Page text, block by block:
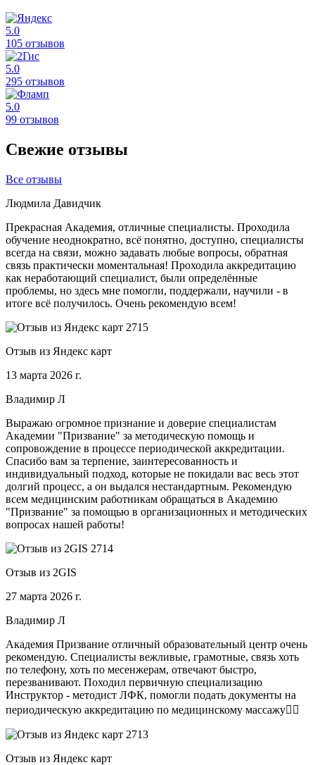
5.0
105 отзывов
5.0
295 отзывов
5.0
99 отзывов
Свежие отзывы
Все отзывы
Людмила Давидчик
Прекрасная Академия, отличные специалисты. Проходила
обучение неоднократно, всё понятно, доступно, специалисты
всегда на связи, можно задавать любые вопросы, обратная
связь практически моментальная! Проходила аккредитацию
как неработающий специалист, были определённые
проблемы, но здесь мне помогли, поддержали, научили - в
итоге всё получилось. Очень рекомендую всем!
Отзыв из Яндекс карт
13 марта 2026 г.
Владимир Л
Выражаю огромное признание и доверие специалистам
Академии "Призвание" за методическую помощь и
сопровождение в процессе периодической аккредитации.
Спасибо вам за терпение, заинтересованность и
индивидуальный подход, которые не покидали вас весь этот
долгий процесс, а он выдался нестандартным. Рекомендую
всем медицинским работникам обращаться в Академию
"Призвание" за помощью в организационных и методических
вопросах нашей работы!
Отзыв из 2GIS
27 марта 2026 г.
Владимир Л
Академия Призвание отличный образовательный центр очень
рекомендую. Специалисты вежливые, грамотные, связь хоть
по телефону, хоть по месенжерам, отвечают быстро,
перезванивают. Походил первичную специализацию
Инструктор - методист ЛФК, помогли подать документы на
периодическую аккредитацию по медицинскому массажу🧑‍⚕️
Отзыв из Яндекс карт